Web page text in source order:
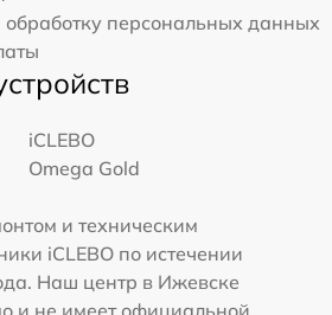
обработку персональных данных
iCLEBO
Omega Gold
и техническим
iCLEBO по истечении
Наш центр в Ижевске
и не имеет официальной